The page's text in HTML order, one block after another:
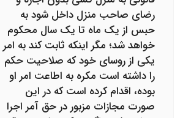
رضای صاحب منزل داخل شود به
حبس از یک ماه تا یک سال محکوم
خواهد شد؛ مگر اینکه ثابت کند به امر
یکی از روسای خود که صلاحیت حکم
را داشته است مکره به اطاعت امر او
بوده، اقدام کرده است که در این
صورت مجازات مزبور در حق آمر اجرا